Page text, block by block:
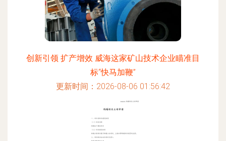
创新引领 扩产增效 威海这家矿山技术企业瞄准目
标“快马加鞭”
更新时间：2026-08-06 01:56:42